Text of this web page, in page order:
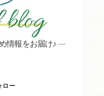
情報をお届け♪
ロー